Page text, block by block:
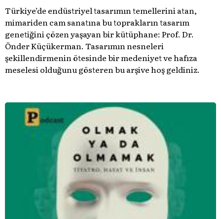
Türkiye’de endüstriyel tasarımın temellerini atan,
mimariden cam sanatına bu toprakların tasarım
genetiğini çözen yaşayan bir kütüphane: Prof. Dr.
Önder Küçükerman. ​Tasarımın nesneleri
şekillendirmenin ötesinde bir medeniyet ve hafıza
meselesi olduğunu gösteren bu arşive hoş geldiniz.